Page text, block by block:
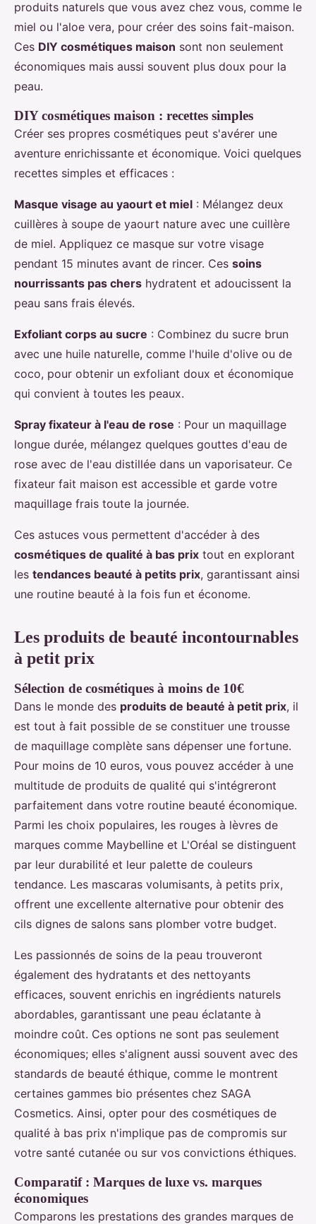
produits naturels que vous avez chez vous, comme le
miel ou l'aloe vera, pour créer des soins fait-maison.
Ces DIY cosmétiques maison sont non seulement
économiques mais aussi souvent plus doux pour la
peau.
DIY cosmétiques maison : recettes simples
Créer ses propres cosmétiques peut s'avérer une
aventure enrichissante et économique. Voici quelques
recettes simples et efficaces :
Masque visage au yaourt et miel : Mélangez deux
cuillères à soupe de yaourt nature avec une cuillère
de miel. Appliquez ce masque sur votre visage
pendant 15 minutes avant de rincer. Ces soins
nourrissants pas chers hydratent et adoucissent la
peau sans frais élevés.
Exfoliant corps au sucre : Combinez du sucre brun
avec une huile naturelle, comme l'huile d'olive ou de
coco, pour obtenir un exfoliant doux et économique
qui convient à toutes les peaux.
Spray fixateur à l'eau de rose : Pour un maquillage
longue durée, mélangez quelques gouttes d'eau de
rose avec de l'eau distillée dans un vaporisateur. Ce
fixateur fait maison est accessible et garde votre
maquillage frais toute la journée.
Ces astuces vous permettent d'accéder à des
cosmétiques de qualité à bas prix tout en explorant
les tendances beauté à petits prix, garantissant ainsi
une routine beauté à la fois fun et économe.
Les produits de beauté incontournables
à petit prix
Sélection de cosmétiques à moins de 10€
Dans le monde des produits de beauté à petit prix, il
est tout à fait possible de se constituer une trousse
de maquillage complète sans dépenser une fortune.
Pour moins de 10 euros, vous pouvez accéder à une
multitude de produits de qualité qui s'intégreront
parfaitement dans votre routine beauté économique.
Parmi les choix populaires, les rouges à lèvres de
marques comme Maybelline et L'Oréal se distinguent
par leur durabilité et leur palette de couleurs
tendance. Les mascaras volumisants, à petits prix,
offrent une excellente alternative pour obtenir des
cils dignes de salons sans plomber votre budget.
Les passionnés de soins de la peau trouveront
également des hydratants et des nettoyants
efficaces, souvent enrichis en ingrédients naturels
abordables, garantissant une peau éclatante à
moindre coût. Ces options ne sont pas seulement
économiques; elles s'alignent aussi souvent avec des
standards de beauté éthique, comme le montrent
certaines gammes bio présentes chez SAGA
Cosmetics. Ainsi, opter pour des cosmétiques de
qualité à bas prix n'implique pas de compromis sur
votre santé cutanée ou sur vos convictions éthiques.
Comparatif : Marques de luxe vs. marques
économiques
Comparons les prestations des grandes marques de